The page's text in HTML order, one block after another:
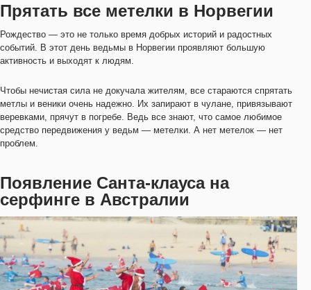
Прятать все метелки в Норвегии
Рождество — это не только время добрых историй и радостных
событий. В этот день ведьмы в Норвегии проявляют большую
активность и выходят к людям.
Чтобы нечистая сила не докучала жителям, все стараются спрятать
метлы и веники очень надежно. Их запирают в чулане, привязывают
веревками, прячут в погребе. Ведь все знают, что самое любимое
средство передвижения у ведьм — метелки. А нет метелок — нет
проблем.
Появление Санта-клауса на
серфинге в Австралии